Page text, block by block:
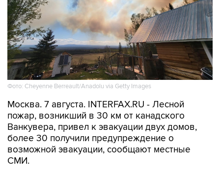
Фото: Cheyenne Berreault/Anadolu via Getty Images
Москва. 7 августа. INTERFAX.RU - Лесной
пожар, возникший в 30 км от канадского
Ванкувера, привел к эвакуации двух домов,
более 30 получили предупреждение о
возможной эвакуации, сообщают местные
СМИ.